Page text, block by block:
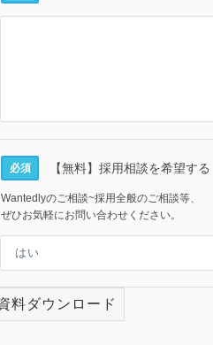
必須 【無料】採用相談を希望する
Wantedlyのご相談~採用全般のご相談等、
ぜひお気軽にお問い合わせください。